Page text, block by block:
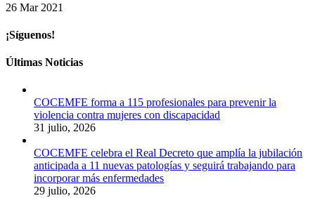
26 Mar 2021
¡Síguenos!
Últimas Noticias
COCEMFE forma a 115 profesionales para prevenir la
violencia contra mujeres con discapacidad
31 julio, 2026
COCEMFE celebra el Real Decreto que amplía la jubilación
anticipada a 11 nuevas patologías y seguirá trabajando para
incorporar más enfermedades
29 julio, 2026